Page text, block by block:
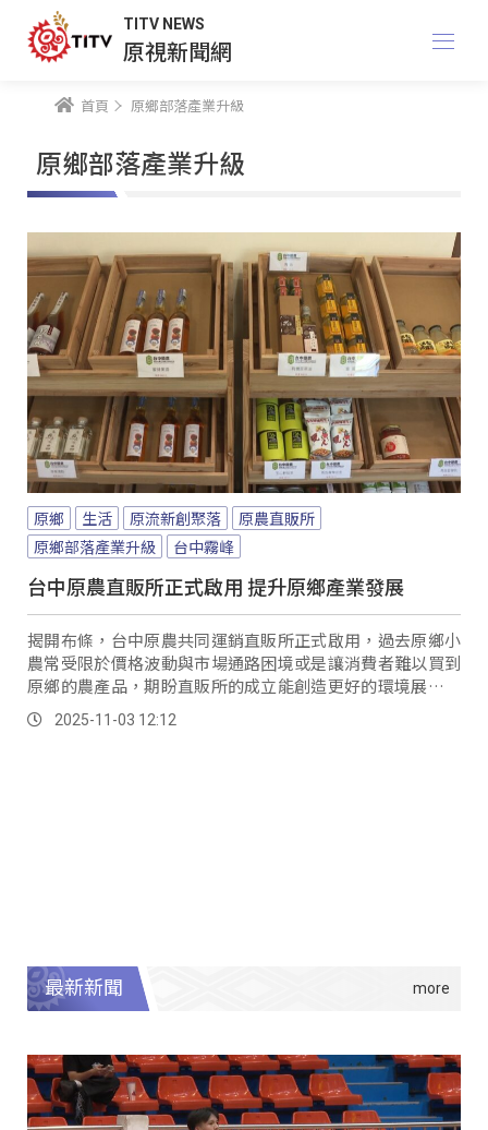
TITV NEWS
原視新聞網
首頁 原鄉部落產業升級
原鄉部落產業升級
原鄉 生活 原流新創聚落
原農直販所
原鄉部落產業升級
台中霧峰
台中原農直販所正式啟用 提升原鄉產業發展
揭開布條，台中原農共同運銷直販所正式啟用，過去原鄉小
農常受限於價格波動與市場通路困境或是讓消費者難以買到
原鄉的農產品，期盼直販所的成立能創造更好的環境展售當
季蔬果、特色農產及蔬果加工品。
2025-11-03 12:12
最新新聞